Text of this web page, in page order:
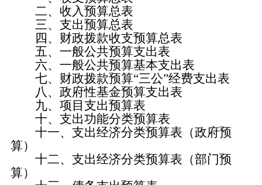
二、收入预算总表
三、支出预算总表
四、财政拨款收支预算总表
五、一般公共预算支出表
六、一般公共预算基本支出表
七、财政拨款预算“三公”经费支出表
八、政府性基金预算支出表
九、项目支出预算表
十、支出功能分类预算表
十一、支出经济分类预算表（政府预
算）
十二、支出经济分类预算表（部门预
算）